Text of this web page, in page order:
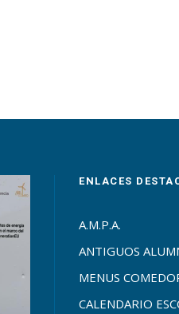
ENLACES
A.M.P.A.
ANTIGUOS
MENUS
CALENDARIO